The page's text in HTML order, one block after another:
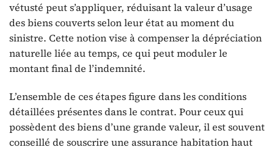
vétusté peut s’appliquer, réduisant la valeur d’usage
des biens couverts selon leur état au moment du
sinistre. Cette notion vise à compenser la dépréciation
naturelle liée au temps, ce qui peut moduler le
montant final de l’indemnité.
L’ensemble de ces étapes figure dans les conditions
détaillées présentes dans le contrat. Pour ceux qui
possèdent des biens d’une grande valeur, il est souvent
conseillé de souscrire une assurance habitation haut